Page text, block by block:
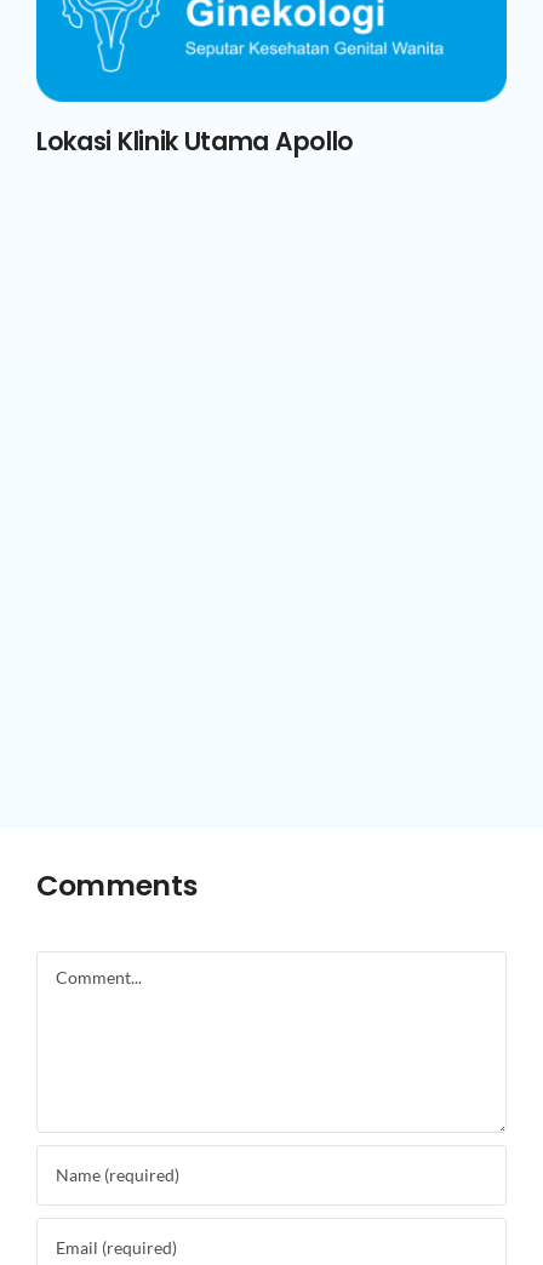
Lokasi Klinik Utama Apollo
Comments
Comment